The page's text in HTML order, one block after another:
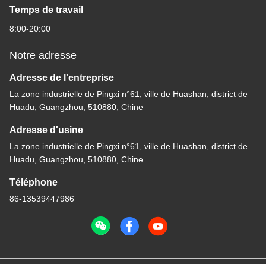
Temps de travail
8:00-20:00
Notre adresse
Adresse de l'entreprise
La zone industrielle de Pingxi n°61, ville de Huashan, district de
Huadu, Guangzhou, 510880, Chine
Adresse d'usine
La zone industrielle de Pingxi n°61, ville de Huashan, district de
Huadu, Guangzhou, 510880, Chine
Téléphone
86-13539447986